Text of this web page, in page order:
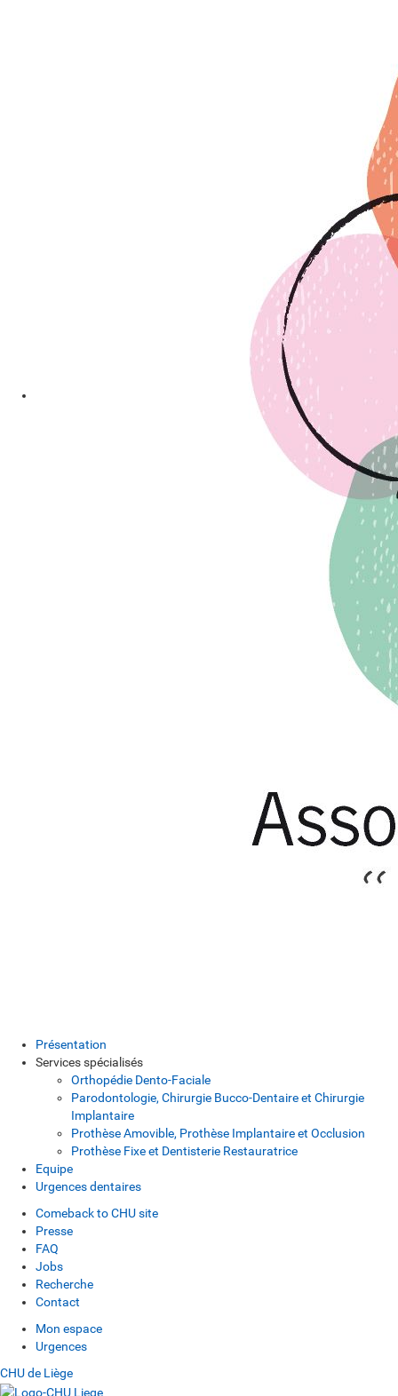
Présentation
Services spécialisés
Orthopédie Dento-Faciale
Parodontologie, Chirurgie Bucco-Dentaire et Chirurgie
Implantaire
Prothèse Amovible, Prothèse Implantaire et Occlusion
Prothèse Fixe et Dentisterie Restauratrice
Equipe
Urgences dentaires
Comeback to CHU site
Presse
FAQ
Jobs
Recherche
Contact
Mon espace
Urgences
CHU de Liège